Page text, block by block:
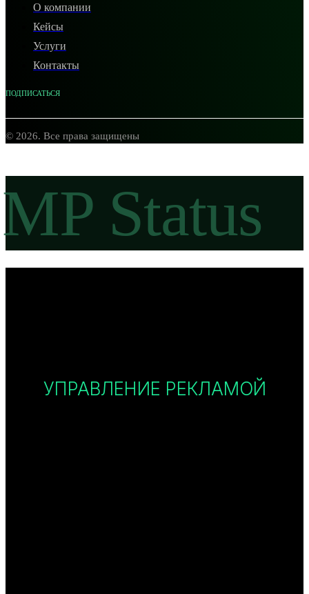
О компании
Кейсы
Услуги
Контакты
ПОДПИСАТЬСЯ
© 2026. Все права защищены
MP Status
УПРАВЛЕНИЕ РЕКЛАМОЙ